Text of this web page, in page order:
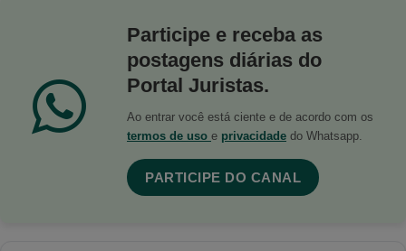
Participe e receba as
postagens diárias do
Portal Juristas.
Ao entrar você está ciente e de acordo com os
termos de uso e privacidade do Whatsapp.
PARTICIPE DO CANAL